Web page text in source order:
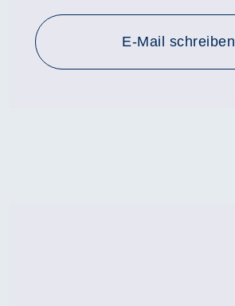
E-Mail schreiben